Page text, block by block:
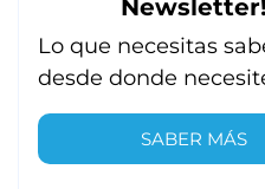
Newsletter!
Lo que necesitas
desde donde
SABER MÁS